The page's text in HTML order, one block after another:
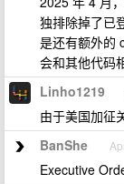
独排除掉了已
是还有额外的
会和其他代码
Linho1219
由于美国加征
BanShe
Executive